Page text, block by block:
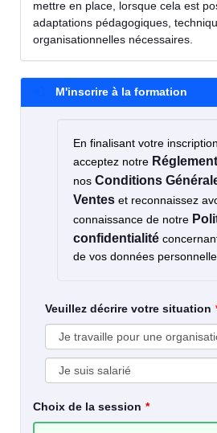
mettre en place, lorsque cela est
adaptations pédagogiques,
organisationnelles nécessaires.
M'inscrire à la formation
En finalisant votre
acceptez notre
nos Conditions
Ventes et reconnaissez
connaissance de notre
confidentialité
de vos données
Veuillez décrire votre situation
Choix de la session